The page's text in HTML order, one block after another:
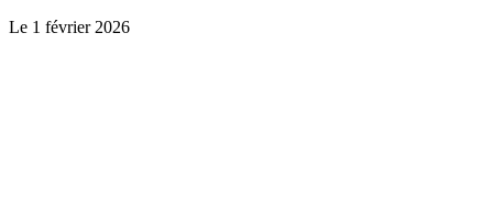
Le 1 février 2026